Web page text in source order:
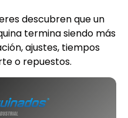
descubren que un
termina siendo más
ajustes, tiempos
o repuestos.